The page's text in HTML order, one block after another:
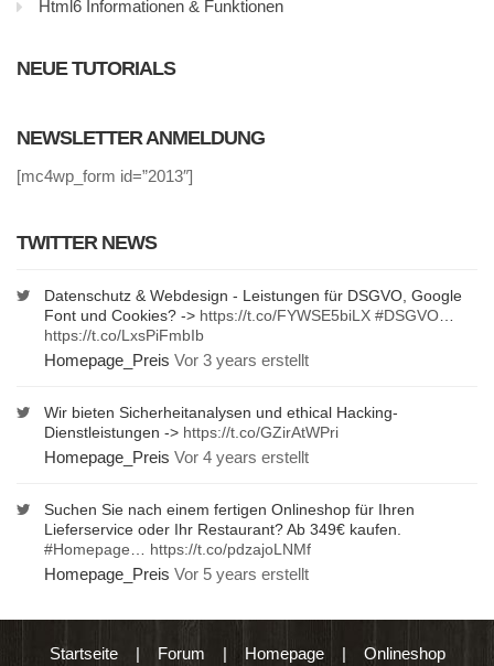
Html6 Informationen & Funktionen
NEUE TUTORIALS
NEWSLETTER ANMELDUNG
[mc4wp_form id=”2013″]
TWITTER NEWS
Datenschutz & Webdesign - Leistungen für DSGVO, Google
Font und Cookies? -> https://t.co/FYWSE5biLX #DSGVO
https://t.co/LxsPiFmbIb
Homepage_Preis Vor 3 years erstellt
Wir bieten Sicherheitanalysen und ethical Hacking-
Dienstleistungen -> https://t.co/GZirAtWPri
Homepage_Preis Vor 4 years erstellt
Suchen Sie nach einem fertigen Onlineshop für Ihren
Lieferservice oder Ihr Restaurant? Ab 349€ kaufen.
#Homepage
https://t.co/pdzajoLNMf
Homepage_Preis Vor 5 years erstellt
Startseite| Forum | Homepage| Onlineshop